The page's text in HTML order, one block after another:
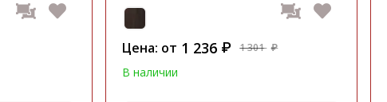
Цена: от 1 236 ₽ 1 301 ₽
В наличии